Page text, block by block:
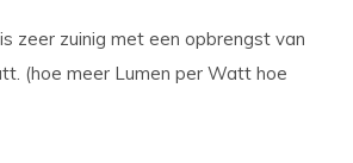
zeer zuinig met een opbrengst van
(hoe meer Lumen per Watt hoe